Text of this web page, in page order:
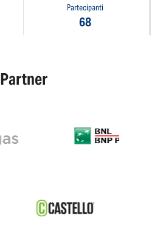
Partecipanti
68
Partner